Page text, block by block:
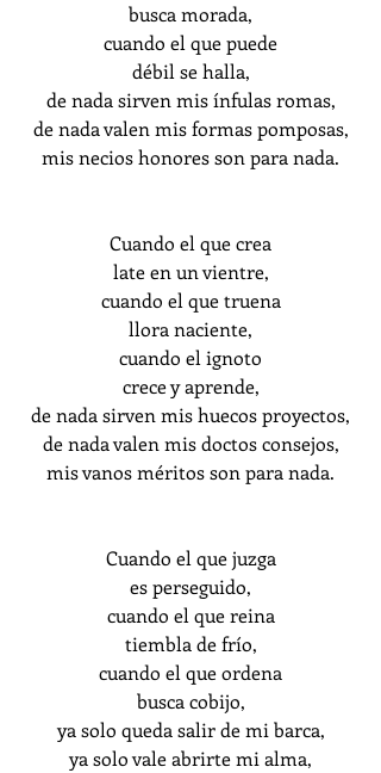
busca morada,
cuando el que puede
débil se halla,
de nada sirven mis ínfulas romas,
de nada valen mis formas pomposas,
mis necios honores son para nada.
Cuando el que crea
late en un vientre,
cuando el que truena
llora naciente,
cuando el ignoto
crece y aprende,
de nada sirven mis huecos proyectos,
de nada valen mis doctos consejos,
mis vanos méritos son para nada.
Cuando el que juzga
es perseguido,
cuando el que reina
tiembla de frío,
cuando el que ordena
busca cobijo,
ya solo queda salir de mi barca,
ya solo vale abrirte mi alma,